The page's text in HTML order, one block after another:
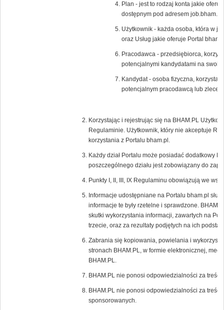
Plan - jest to rodzaj konta jakie
dostępnym pod adresem job.bham.pl.
Użytkownik - każda osoba, która w
oraz Usług jakie oferuje Portal
Pracodawca - przedsiębiorca,
potencjalnymi kandydatami na
Kandydat - osoba fizyczna,
potencjalnym pracodawcą lub
Korzystając i rejestrując się na BHAM.PL
Regulaminie. Użytkownik, który nie akceptuje
korzystania z Portalu bham.pl.
Każdy dział Portalu może posiadać dodatkowy
poszczególnego działu jest zobowiązany do
Punkty I, II, III, IX Regulaminu obowiązują we
Informacje udostępniane na Portalu bham.pl
informacje te były rzetelne i sprawdzone.
skutki wykorzystania informacji, zawartych na
trzecie, oraz za rezultaty podjętych na ich
Zabrania się kopiowania, powielania i
stronach BHAM.PL, w formie elektronicznej,
BHAM.PL.
BHAM.PL nie ponosi odpowiedzialności za
BHAM.PL nie ponosi odpowiedzialności za treści
sponsorowanych.